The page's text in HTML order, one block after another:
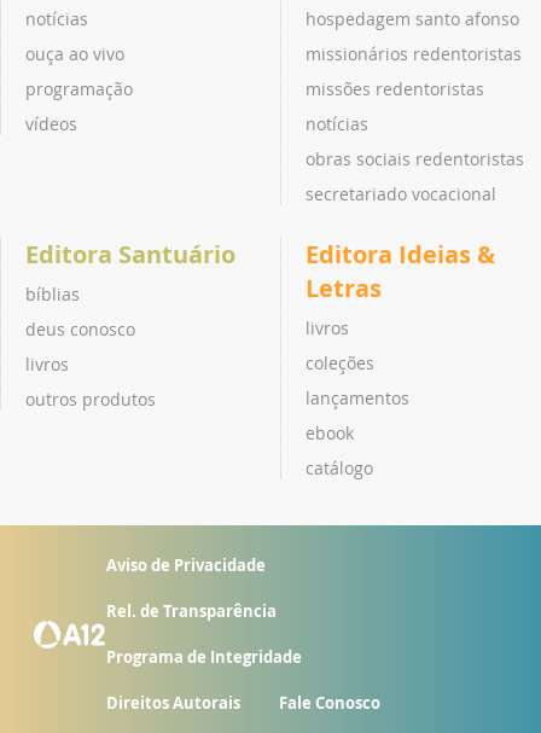
notícias
ouça ao vivo
programação
vídeos
hospedagem santo afonso
missionários redentoristas
missões redentoristas
notícias
obras sociais redentoristas
secretariado vocacional
Editora Santuário
bíblias
deus conosco
livros
outros produtos
Editora Ideias &
Letras
livros
coleções
lançamentos
ebook
catálogo
Aviso de Privacidade
Rel. de Transparência
Programa de Integridade
Direitos Autorais Fale Conosco